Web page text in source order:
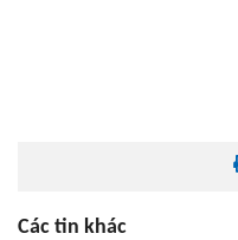
Các tin khác